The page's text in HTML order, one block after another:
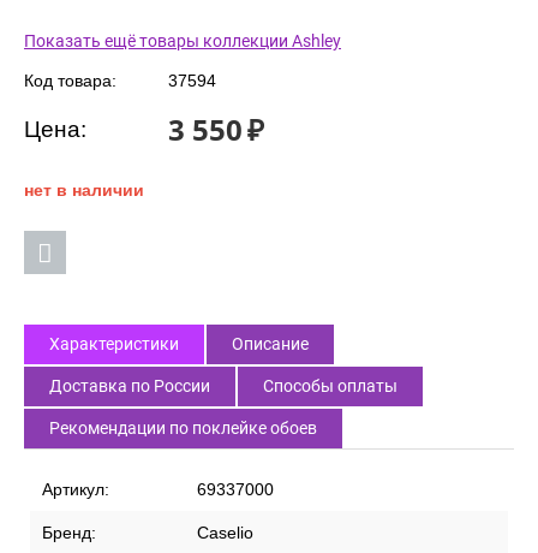
Показать ещё товары коллекции Ashley
Код товара: 37594
Цена: 3 550₽
нет в наличии
Характеристики Описание
Доставка по России Способы оплаты
Рекомендации по поклейке обоев
Артикул: 69337000
Бренд: Caselio